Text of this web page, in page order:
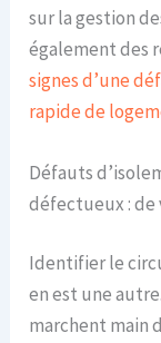
sur la gestion
également des
signes d’une
rapide de
Défauts
défectueux : de
Identifier le
en est une
marchent main